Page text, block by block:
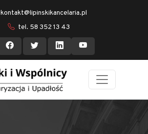
kontakt@lipinskikancelaria.pl
tel. 58 352 13 43